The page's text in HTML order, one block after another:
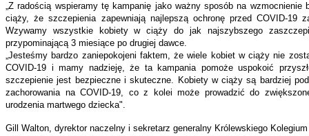
„Z radością wspieramy tę kampanię jako ważny sposób na wzmocnienie
ciąży, że szczepienia zapewniają najlepszą ochronę przed COVID-
Wzywamy wszystkie kobiety w ciąży do jak najszybszego
przypominającą 3 miesiące po drugiej dawce.
„Jesteśmy bardzo zaniepokojeni faktem, że wiele kobiet w ciąży nie
COVID-19 i mamy nadzieję, że ta kampania pomoże uspokoić
szczepienie jest bezpieczne i skuteczne. Kobiety w ciąży są bardziej
zachorowania na COVID-19, co z kolei może prowadzić do
urodzenia martwego dziecka".
Gill Walton, dyrektor naczelny i sekretarz generalny Królewskiego Kolegium